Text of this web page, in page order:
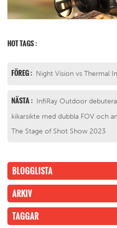
HOT TAGS :
FÖREG : Night Vision vs Thermal
NÄSTA : InfiRay Outdoor
kikarsikte med dubbla FOV och
The Stage of Shot Show 2023
BLOGGLISTA
ARKIV
TAGGAR